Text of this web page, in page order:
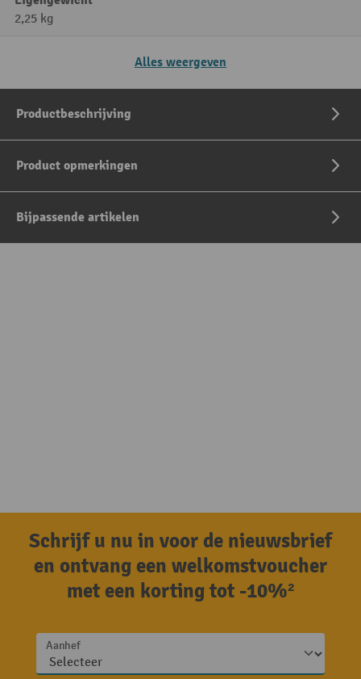
2,25 kg
Alles weergeven
Productbeschrijving
Product opmerkingen
Bijpassende artikelen
Schrijf u nu in voor de nieuwsbrief
en ontvang een welkomstvoucher
met een korting tot -10%²
Aanhef